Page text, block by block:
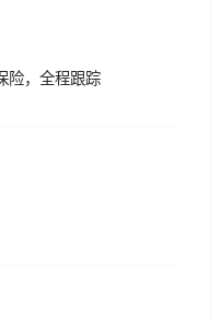
险，全程跟踪